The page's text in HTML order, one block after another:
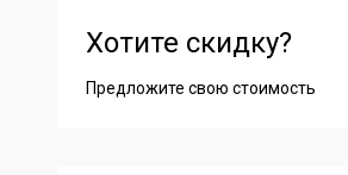
Работаем со всеми видами
Обеспечим помощь в сборе
Мы гарантируем полное
Хотите скидку?
Предложите свою стоимость